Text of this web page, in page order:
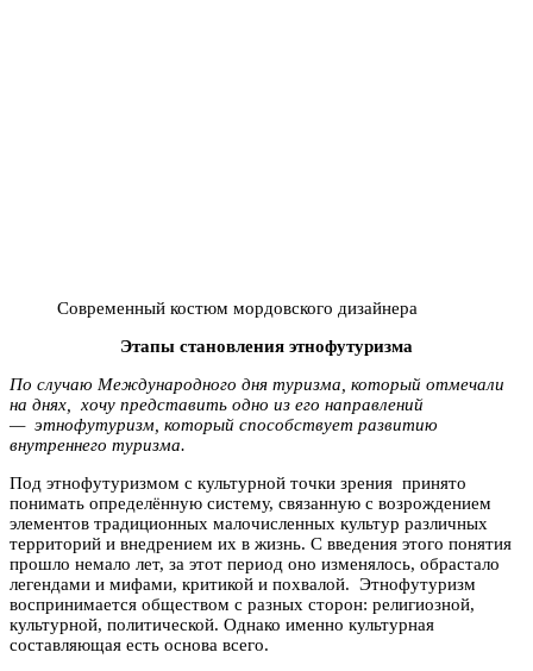
Современный костюм мордовского дизайнера
Этапы становления этнофутуризма
По случаю Международного дня туризма, который отмечали
на днях, хочу представить одно из его направлений
— этнофутуризм, который способствует развитию
внутреннего туризма.
Под этнофутуризмом с культурной точки зрения принято
понимать определённую систему, связанную с возрождением
элементов традиционных малочисленных культур различных
территорий и внедрением их в жизнь. С введения этого понятия
прошло немало лет, за этот период оно изменялось, обрастало
легендами и мифами, критикой и похвалой. Этнофутуризм
воспринимается обществом с разных сторон: религиозной,
культурной, политической. Однако именно культурная
составляющая есть основа всего.